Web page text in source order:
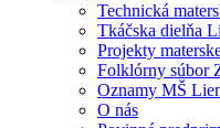
Technická
Tkáčska dielňa
Projekty
Folklórny súbor
Oznamy MŠ
O nás